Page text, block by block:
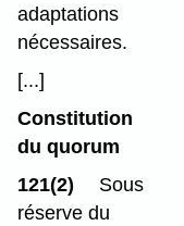
adaptations
nécessaires.
[...]
Constitution
du quorum
121(2)
Sous
réserve du